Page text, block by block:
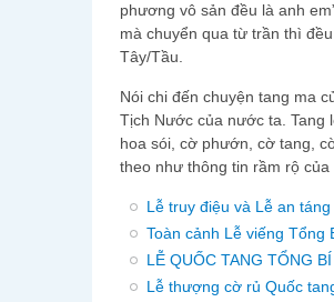
phương vô sản đều là anh
mà chuyển qua từ trần thì
Tây/Tầu.
Nói chi đến chuyện tang ma
Tịch Nước của nước ta. Tang
hoa sói, cờ phướn, cờ tang,
theo như thông tin rầm rộ
Lễ truy điệu và Lễ an
Toàn cảnh Lễ viếng Tổng
LỄ QUỐC TANG TỔNG
Lễ thượng cờ rủ Quốc